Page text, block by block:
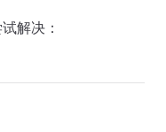
解决：